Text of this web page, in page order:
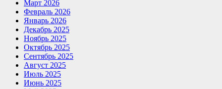
Март 2026
Февраль 2026
Январь 2026
Декабрь 2025
Ноябрь 2025
Октябрь 2025
Сентябрь 2025
Август 2025
Июль 2025
Июнь 2025